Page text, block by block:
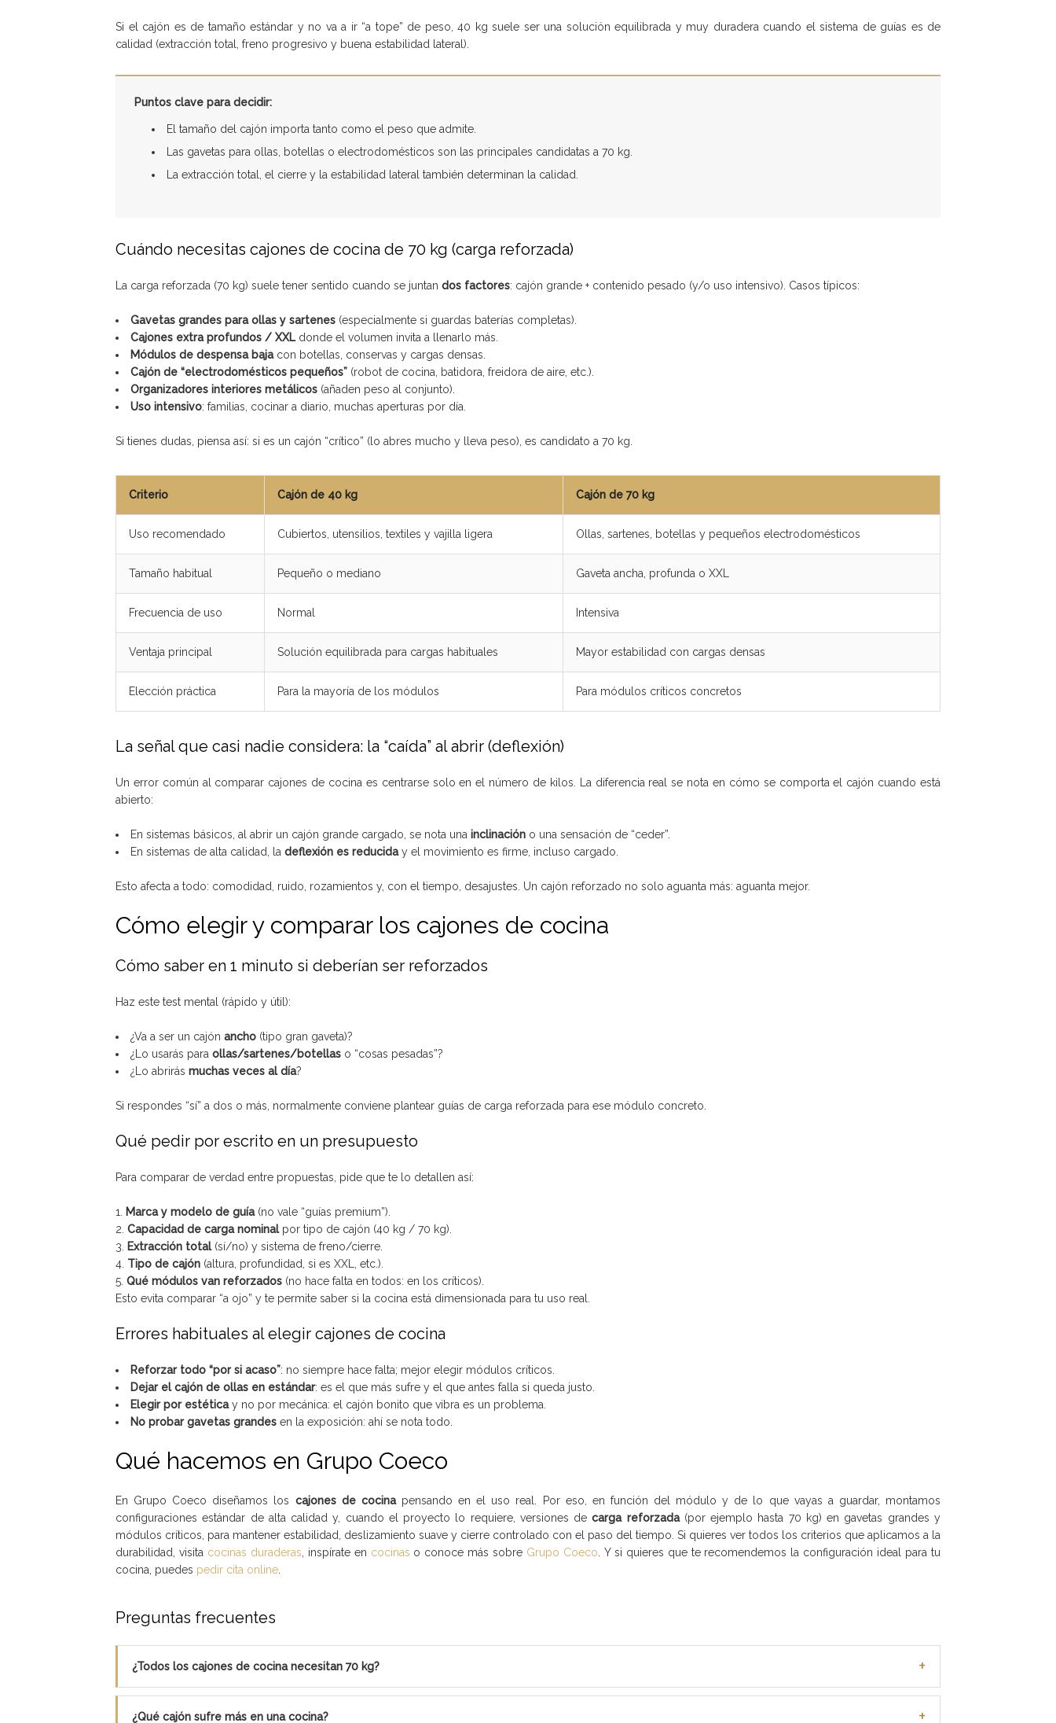
Si el cajón es de tamaño estándar y no va a ir “a tope” de peso, 40 kg suele ser una solución equilibrada y muy duradera cuando el sistema de guías es de
calidad (extracción total, freno progresivo y buena estabilidad lateral).
Puntos clave para decidir:
El tamaño del cajón importa tanto como el peso que admite.
Las gavetas para ollas, botellas o electrodomésticos son las principales candidatas a 70 kg.
La extracción total, el cierre y la estabilidad lateral también determinan la calidad.
Cuándo necesitas cajones de cocina de 70 kg (carga reforzada)
La carga reforzada (70 kg) suele tener sentido cuando se juntan dos factores: cajón grande + contenido pesado (y/o uso intensivo). Casos típicos:
Gavetas grandes para ollas y sartenes (especialmente si guardas baterías completas).
Cajones extra profundos / XXLdonde el volumen invita a llenarlo más.
Módulos de despensa bajacon botellas, conservas y cargas densas.
Cajón de “electrodomésticos pequeños” (robot de cocina, batidora, freidora de aire, etc.).
Organizadores interiores metálicos (añaden peso al conjunto).
Uso intensivo: familias, cocinar a diario, muchas aperturas por día.
Si tienes dudas, piensa así: si es un cajón “crítico” (lo abres mucho y lleva peso), es candidato a 70 kg.
Criterio Cajón de 40 kg Cajón de 70 kg
Uso recomendado Cubiertos, utensilios, textiles y vajilla ligera Ollas, sartenes, botellas y pequeños electrodomésticos
Tamaño habitual Pequeño o mediano Gaveta ancha, profunda o XXL
Frecuencia de uso Normal Intensiva
Ventaja principal Solución equilibrada para cargas habituales Mayor estabilidad con cargas densas
Elección práctica Para la mayoría de los módulos Para módulos críticos concretos
La señal que casi nadie considera: la “caída” al abrir (deflexión)
Un error común al comparar cajones de cocina es centrarse solo en el número de kilos. La diferencia real se nota en cómo se comporta el cajón cuando está
abierto:
En sistemas básicos, al abrir un cajón grande cargado, se nota una inclinación o una sensación de “ceder”.
En sistemas de alta calidad, la deflexión es reduciday el movimiento es firme, incluso cargado.
Esto afecta a todo: comodidad, ruido, rozamientos y, con el tiempo, desajustes. Un cajón reforzado no solo aguanta más: aguanta mejor.
Cómo elegir y comparar los cajones de cocina
Cómo saber en 1 minuto si deberían ser reforzados
Haz este test mental (rápido y útil):
¿Va a ser un cajón ancho (tipo gran gaveta)?
¿Lo usarás para ollas/sartenes/botellas o “cosas pesadas”?
¿Lo abrirás muchas veces al día?
Si respondes “sí” a dos o más, normalmente conviene plantear guías de carga reforzada para ese módulo concreto.
Qué pedir por escrito en un presupuesto
Para comparar de verdad entre propuestas, pide que te lo detallen así:
Marca y modelo de guía(no vale “guías premium”).
Capacidad de carga nominalpor tipo de cajón (40 kg / 70 kg).
Extracción total(sí/no) y sistema de freno/cierre.
Tipo de cajón (altura, profundidad, si es XXL, etc.).
Qué módulos van reforzados (no hace falta en todos: en los críticos).
Esto evita comparar “a ojo” y te permite saber si la cocina está dimensionada para tu uso real.
Errores habituales al elegir cajones de cocina
Reforzar todo “por si acaso”: no siempre hace falta; mejor elegir módulos críticos.
Dejar el cajón de ollas en estándar: es el que más sufre y el que antes falla si queda justo.
Elegir por estéticay no por mecánica: el cajón bonito que vibra es un problema.
No probar gavetas grandes en la exposición: ahí se nota todo.
Qué hacemos en Grupo Coeco
En Grupo Coeco diseñamos los cajones de cocinapensando en el uso real. Por eso, en función del módulo y de lo que vayas a guardar, montamos
configuraciones estándar de alta calidad y, cuando el proyecto lo requiere, versiones decarga reforzada(por ejemplo hasta 70 kg) en gavetas grandes y
módulos críticos, para mantener estabilidad, deslizamiento suave y cierre controlado con el paso del tiempo. Si quieres ver todos los criterios que aplicamos a la
durabilidad, visita cocinas duraderas, inspírate en cocinas o conoce más sobre Grupo Coeco. Y si quieres que te recomendemos la configuración ideal para tu
cocina, puedes pedir cita online.
Preguntas frecuentes
¿Todos los cajones de cocina necesitan 70 kg?
¿Qué cajón sufre más en una cocina?